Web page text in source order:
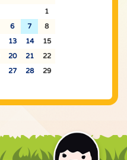
1
6 7 8
13 14 15
20 21 22
27 28 29